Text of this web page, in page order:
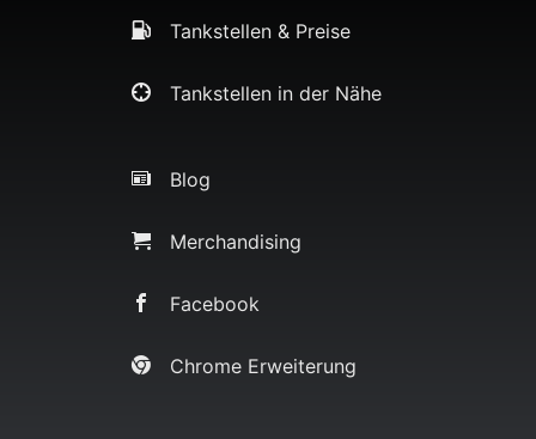
Tankstellen & Preise
Tankstellen in der Nähe
Blog
Merchandising
Facebook
Chrome Erweiterung